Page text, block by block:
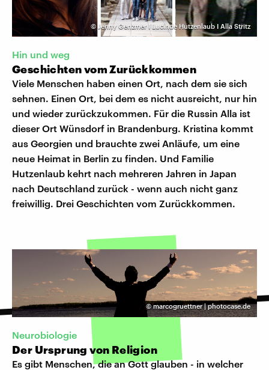
© Jenny Genzmer I Lucinde Hutzenlaub I Alla Stritz
Hin und weg
Geschichten vom Zurückkommen
Viele Menschen haben einen Ort, nach dem sie sich
sehnen. Einen Ort, bei dem es nicht ausreicht, nur hin
und wieder zurückzukommen. Für die Russin Alla ist
dieser Ort Wünsdorf in Brandenburg. Kristina kommt
aus Georgien und brauchte zwei Anläufe, um eine
neue Heimat in Berlin zu finden. Und Familie
Hutzenlaub kehrt nach mehreren Jahren in Japan
nach Deutschland zurück - wenn auch nicht ganz
freiwillig. Drei Geschichten vom Zurückkommen.
©marcogruettner | photocase.de
Neurobiologie
Der Ursprung von Religion
Es gibt Menschen, die an Gott glauben - in welcher